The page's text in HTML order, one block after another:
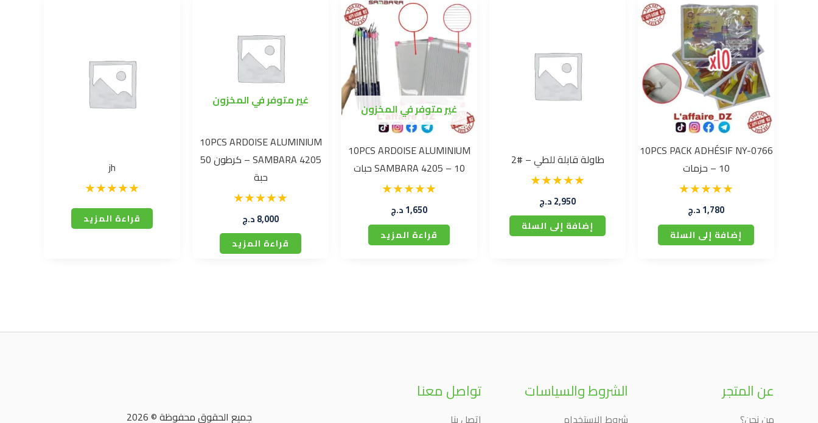
10PCS PACK ADHÉSIF NY-0766
– 10 حزمات
1,780د.ج
إضافة إلى السلة
طاولة قابلة للطي – #2
2,950د.ج
إضافة إلى السلة
غير متوفر في المخزون
10PCS ARDOISE ALUMINIUM
SAMBARA 4205 – 10 حبات
1,650د.ج
قراءة المزيد
غير متوفر في المخزون
10PCS ARDOISE ALUMINIUM
SAMBARA 4205 – كرطون 50
حبة
8,000د.ج
قراءة المزيد
jh
قراءة المزيد
عن المتجر
من نحن؟
الشروط والسياسات
شروط الاستخدام
تواصل معنا
إتصل بنا جميع الحقوق محفوظة © 2026